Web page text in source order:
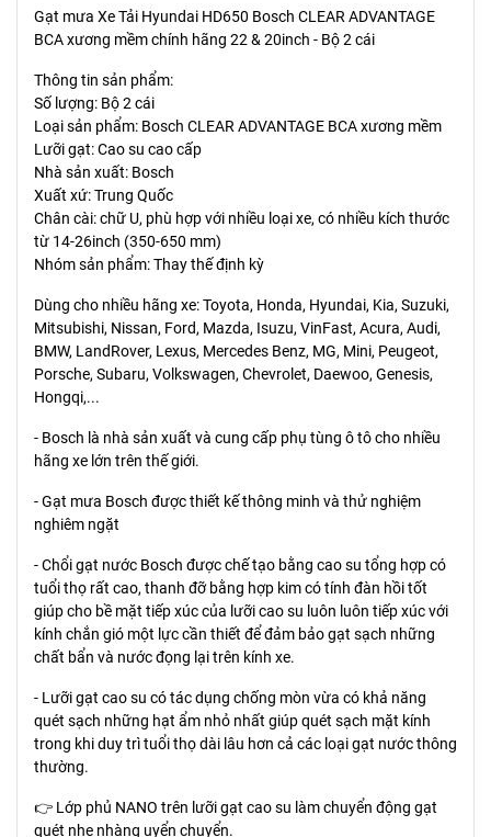
Gạt mưa Xe Tải Hyundai HD650 Bosch CLEAR ADVANTAGE
BCA xương mềm chính hãng 22 & 20inch - Bộ 2 cái
Thông tin sản phẩm:
Số lượng: Bộ 2 cái
Loại sản phẩm: Bosch CLEAR ADVANTAGE BCA xương mềm
Lưỡi gạt: Cao su cao cấp
Nhà sản xuất: Bosch
Xuất xứ: Trung Quốc
Chân cài: chữ U, phù hợp với nhiều loại xe, có nhiều kích thước
từ 14-26inch (350-650 mm)
Nhóm sản phẩm: Thay thế định kỳ
Dùng cho nhiều hãng xe: Toyota, Honda, Hyundai, Kia, Suzuki,
Mitsubishi, Nissan, Ford, Mazda, Isuzu, VinFast, Acura, Audi,
BMW, LandRover, Lexus, Mercedes Benz, MG, Mini, Peugeot,
Porsche, Subaru, Volkswagen, Chevrolet, Daewoo, Genesis,
Hongqi,...
- Bosch là nhà sản xuất và cung cấp phụ tùng ô tô cho nhiều
hãng xe lớn trên thế giới.
- Gạt mưa Bosch được thiết kế thông minh và thử nghiệm
nghiêm ngặt
- Chổi gạt nước Bosch được chế tạo bằng cao su tổng hợp có
tuổi thọ rất cao, thanh đỡ bằng hợp kim có tính đàn hồi tốt
giúp cho bề mặt tiếp xúc của lưỡi cao su luôn luôn tiếp xúc với
kính chắn gió một lực cần thiết để đảm bảo gạt sạch những
chất bẩn và nước đọng lại trên kính xe.
- Lưỡi gạt cao su có tác dụng chống mòn vừa có khả năng
quét sạch những hạt ẩm nhỏ nhất giúp quét sạch mặt kính
trong khi duy trì tuổi thọ dài lâu hơn cả các loại gạt nước thông
thường.
👉 Lớp phủ NANO trên lưỡi gạt cao su làm chuyển động gạt
quét nhẹ nhàng uyển chuyển.